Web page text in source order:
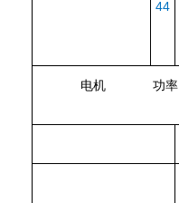
44
电机 功率